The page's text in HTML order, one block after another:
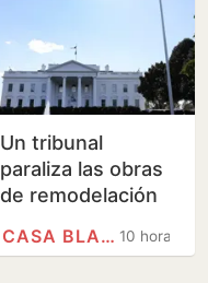
Un tribunal
paraliza las obras
de remodelación
ordenadas por10 horas
CASA BLANCA